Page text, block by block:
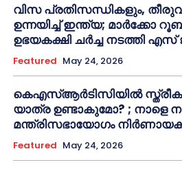
വിസ പ്രതിസന്ധികളും,
ഉന്നയിച്ച് ഇന്ത്യ; മാർക്കോ
ഉഭയകക്ഷി ചർച്ച നടത്തി എസ്
Featured May 24, 2026
കെഎസ്ആർടിസിയിൽ
യാത്ര ഉണ്ടാകുമോ? ; നാളെ
മന്ത്രിസഭായോഗം
Featured May 24, 2026